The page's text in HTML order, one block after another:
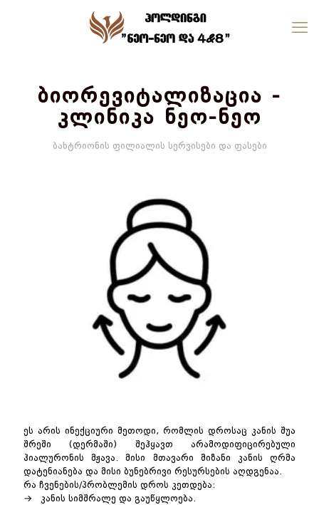
ბიორევიტალიზაცია -
კლინიკა ნეო-ნეო
ბახტრიონის ფილიალის სერვისები და ფასები
ეს არის ინექციური მეთოდი, რომლის დროსაც კანის შუა
შრეში (დერმაში) შეჰყავთ არამოდიფიცირებული
ჰიალურონის მჟავა. მისი მთავარი მიზანი კანის ღრმა
დატენიანება და მისი ბუნებრივი რესურსების აღდგენაა.
რა ჩვენების/პრობლემის დროს კეთდება:
→ კანის სიმშრალე და გაუწყლოება.